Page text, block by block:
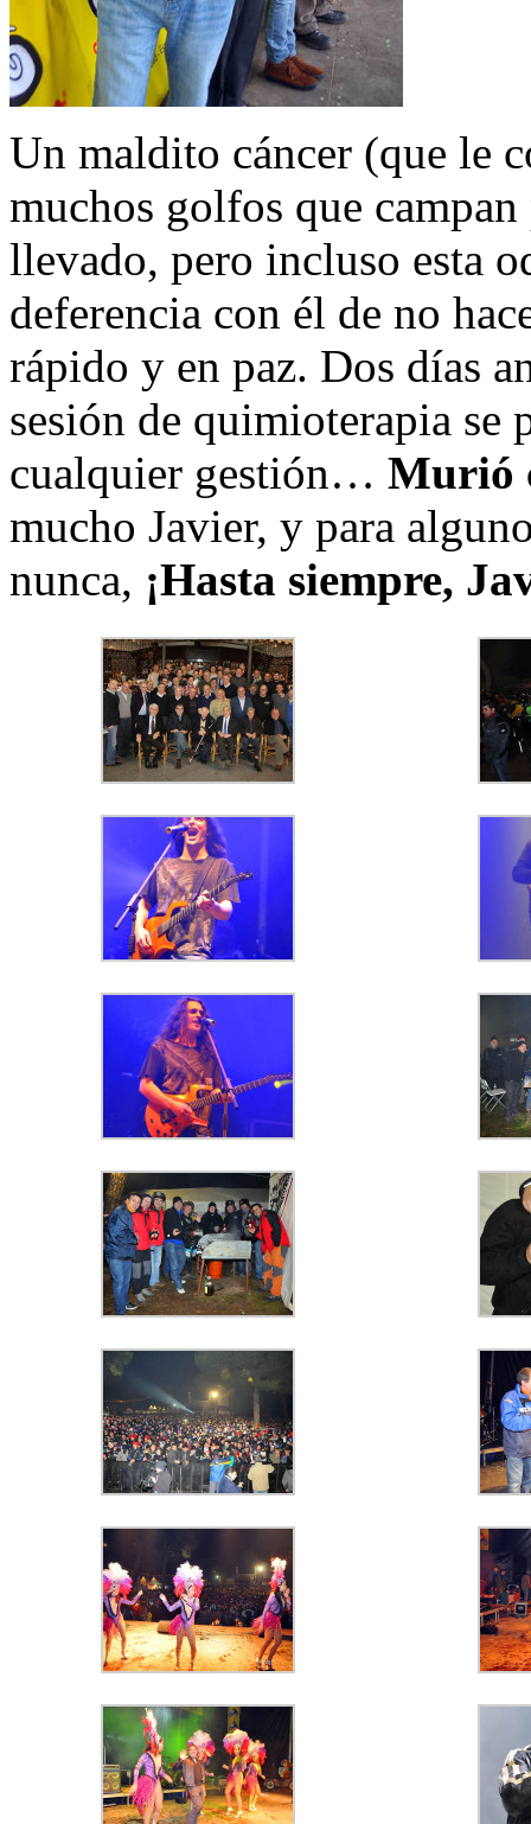
Un maldito cáncer (que le
muchos golfos que
llevado, pero incluso esta
deferencia con él de no
rápido y en paz. Dos días
sesión de quimioterapia se
cualquier gestión… Murió
mucho Javier, y para
nunca, ¡Hasta siempre,